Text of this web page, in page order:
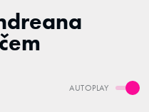
AUTOPLAY